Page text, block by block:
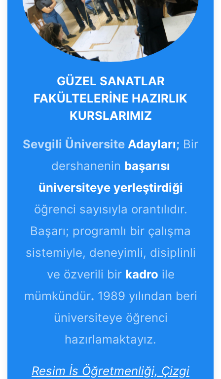
GÜZEL SANATLAR
FAKÜLTELERİNE HAZIRLIK
KURSLARIMIZ
Sevgili Üniversite Adayları; Bir
dershanenin başarısı
üniversiteye yerleştirdiği
öğrenci sayısıyla orantılıdır.
Başarı; programlı bir çalışma
sistemiyle, deneyimli, disiplinli
ve özverili bir kadro ile
mümkündür. 1989 yılından beri
üniversiteye öğrenci
hazırlamaktayız.
Resim İs Öğretmenliği, Çizgi